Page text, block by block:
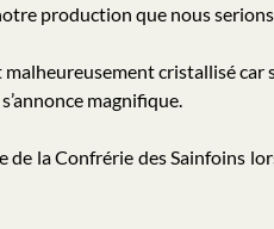
production que nous
cristallisé car
magnifique.
de la Confrérie des Sainfoins